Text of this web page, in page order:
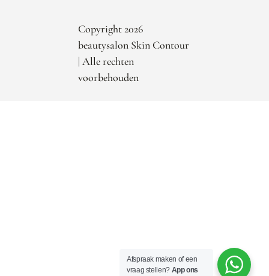
Copyright 2026
beautysalon Skin Contour
| Alle rechten
voorbehouden
Afspraak maken of een
vraag stellen? App ons